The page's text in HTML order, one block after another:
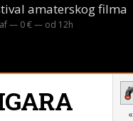
amaterskog filma
— 0 € — od 12h
«